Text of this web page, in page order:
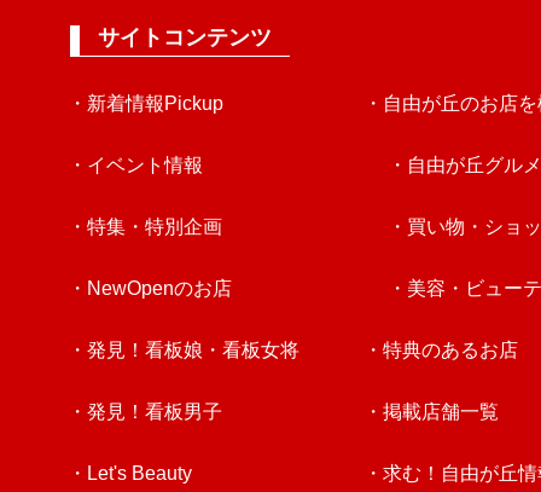
サイトコンテンツ
・新着情報Pickup
・イベント情報
・特集・特別企画
・NewOpenのお店
・発見！看板娘・看板女将
・発見！看板男子
・Let's Beauty
・自由が丘のお店
・自由が丘グルメ
・買い物・ショ
・美容・ビュー
・特典のあるお店
・掲載店舗一覧
・求む！自由が丘